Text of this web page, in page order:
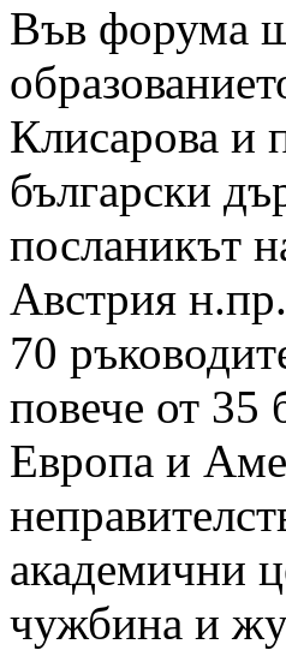
Във форума
Клисарова и
български
посланикът
Австрия
70
повече от 35
Европа и
академични
чужбина и